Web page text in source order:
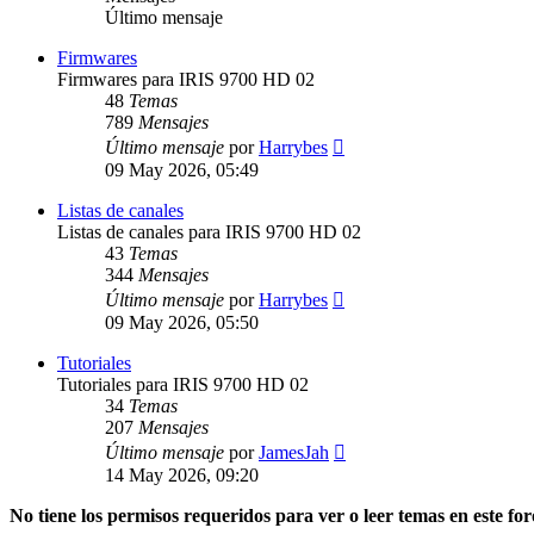
Último mensaje
Firmwares
Firmwares para IRIS 9700 HD 02
48 Temas
789 Mensajes
Último mensaje porHarrybes
09 May 2026, 05:49
Listas de canales
Listas de canales para IRIS 9700 HD 02
43 Temas
344 Mensajes
Último mensaje porHarrybes
09 May 2026, 05:50
Tutoriales
Tutoriales para IRIS 9700 HD 02
34 Temas
207 Mensajes
Último mensaje porJamesJah
14 May 2026, 09:20
No tiene los permisos requeridos para ver o leer temas en este